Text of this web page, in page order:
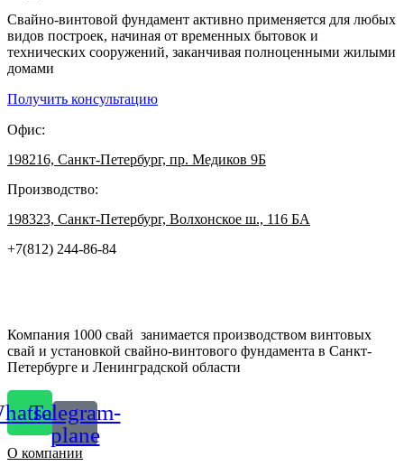
Свайно-винтовой фундамент активно применяется для любых
видов построек, начиная от временных бытовок и
технических сооружений, заканчивая полноценными жилыми
домами
Получить консультацию
Офис:
198216, Санкт-Петербург, пр. Медиков 9Б
Производство:
198323, Санкт-Петербург, Волхонское ш., 116 БА
+7(812) 244-86-84
Компания 1000 свай занимается производством винтовых
свай и установкой свайно-винтового фундамента в Санкт-
Петербурге и Ленинградской области
Telegram-
plane
О компании